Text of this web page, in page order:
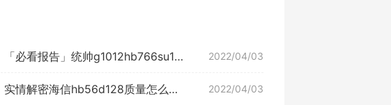
2022/04/03
「必看报告」统帅g1012hb766su1和统帅G1012HB76S区别哪款更好？谁是性价比之王
2022/04/03
实情解密海信hb56d128质量怎么样？评测值得入手吗